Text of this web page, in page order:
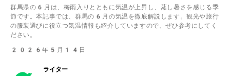
群馬県の6月は、梅雨入りとともに気温が上昇し、蒸し暑さを感じる季
節です。本記事では、群馬の6月の気温を徹底解説します。観光や旅行
の服装選びに役立つ気温情報も紹介していますので、ぜひ参考にしてく
ださい。
2026年5月14日
ライター